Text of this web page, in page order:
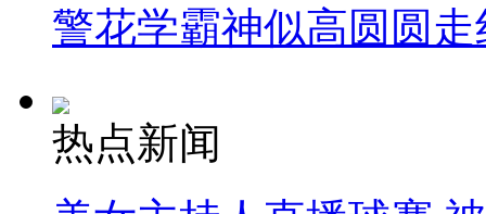
警花学霸神似高圆圆走
热点新闻